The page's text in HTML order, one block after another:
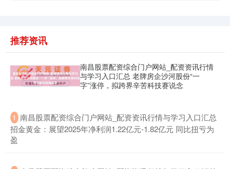
期指IC0 7877.80 +164.40 +2.13%
推荐资讯
南昌股票配资综合门户网站_配资资讯行情
与学习入口汇总 老牌房企沙河股份“一
字”涨停，拟跨界辛苦科技赛说念
1 ​南昌股票配资综合门户网站_配资资讯行情与学习入口汇总
招金黄金：展望2025年净利润1.22亿元-1.82亿元 同比扭亏为
盈